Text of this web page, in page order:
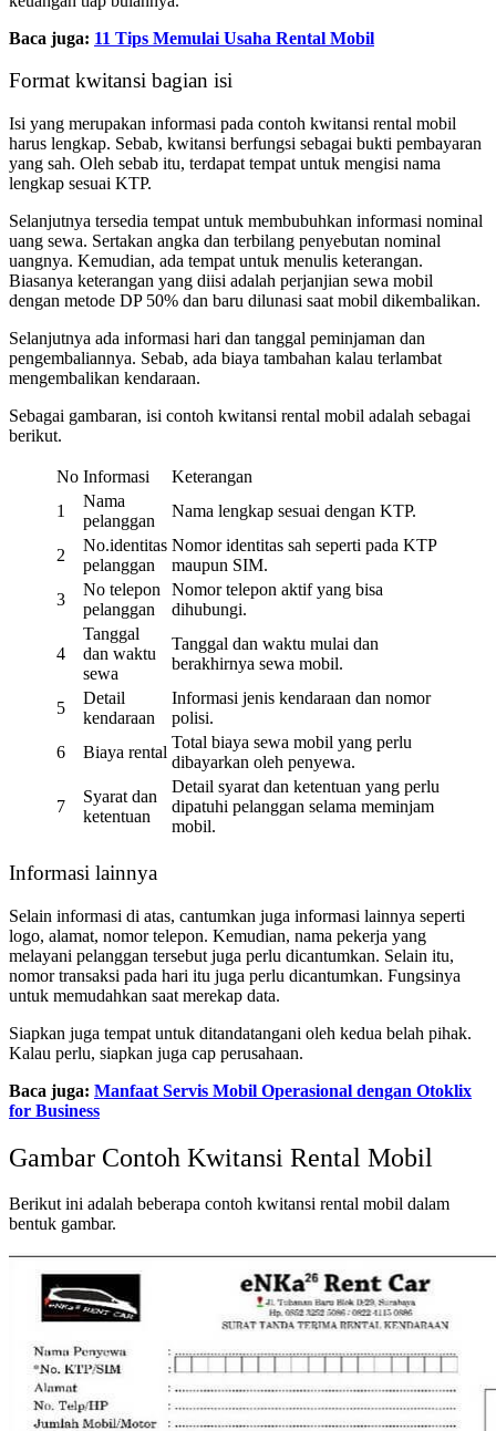
Baca juga: 11 Tips Memulai Usaha Rental Mobil
Format kwitansi bagian isi
Isi yang merupakan informasi pada contoh kwitansi rental mobil
harus lengkap. Sebab, kwitansi berfungsi sebagai bukti pembayaran
yang sah. Oleh sebab itu, terdapat tempat untuk mengisi nama
lengkap sesuai KTP.
Selanjutnya tersedia tempat untuk membubuhkan informasi nominal
uang sewa. Sertakan angka dan terbilang penyebutan nominal
uangnya. Kemudian, ada tempat untuk menulis keterangan.
Biasanya keterangan yang diisi adalah perjanjian sewa mobil
dengan metode DP 50% dan baru dilunasi saat mobil dikembalikan.
Selanjutnya ada informasi hari dan tanggal peminjaman dan
pengembaliannya. Sebab, ada biaya tambahan kalau terlambat
mengembalikan kendaraan.
Sebagai gambaran, isi contoh kwitansi rental mobil adalah sebagai
berikut.
No Informasi
Keterangan
1
Nama
pelanggan
Nama lengkap sesuai dengan KTP.
2
No.identitas
pelanggan
Nomor identitas sah seperti pada KTP
maupun SIM.
3
No telepon
pelanggan
Nomor telepon aktif yang bisa
dihubungi.
4
Tanggal
dan waktu
sewa
Tanggal dan waktu mulai dan
berakhirnya sewa mobil.
5
Detail
kendaraan
Informasi jenis kendaraan dan nomor
polisi.
6
Biaya rental
Total biaya sewa mobil yang perlu
dibayarkan oleh penyewa.
7
Syarat dan
ketentuan
Detail syarat dan ketentuan yang perlu
dipatuhi pelanggan selama meminjam
mobil.
Informasi lainnya
Selain informasi di atas, cantumkan juga informasi lainnya seperti
logo, alamat, nomor telepon. Kemudian, nama pekerja yang
melayani pelanggan tersebut juga perlu dicantumkan. Selain itu,
nomor transaksi pada hari itu juga perlu dicantumkan. Fungsinya
untuk memudahkan saat merekap data.
Siapkan juga tempat untuk ditandatangani oleh kedua belah pihak.
Kalau perlu, siapkan juga cap perusahaan.
Baca juga: Manfaat Servis Mobil Operasional dengan Otoklix
for Business
Gambar Contoh Kwitansi Rental Mobil
Berikut ini adalah beberapa contoh kwitansi rental mobil dalam
bentuk gambar.